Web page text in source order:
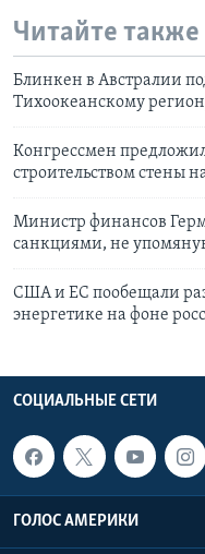
Читайте также
Блинкен в Австралии
Тихоокеанскому
Конгрессмен
строительством стены
Министр финансов
санкциями, не
США и ЕС пообещали
энергетике на фоне
СОЦИАЛЬНЫЕ СЕТИ
ГОЛОС АМЕРИКИ